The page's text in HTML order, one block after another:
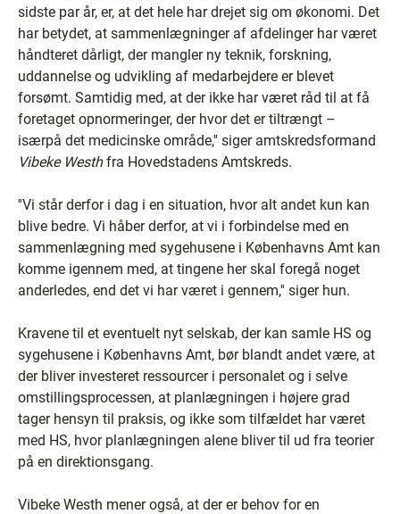
sidste par år, er, at det hele har drejet sig om økonomi. Det
har betydet, at sammenlægninger af afdelinger har været
håndteret dårligt, der mangler ny teknik, forskning,
uddannelse og udvikling af medarbejdere er blevet
forsømt. Samtidig med, at der ikke har været råd til at få
foretaget opnormeringer, der hvor det er tiltrængt –
isærpå det medicinske område,'' siger amtskredsformand
Vibeke Westhfra Hovedstadens Amtskreds.
''Vi står derfor i dag i en situation, hvor alt andet kun kan
blive bedre. Vi håber derfor, at vi i forbindelse med en
sammenlægning med sygehusene i Københavns Amt kan
komme igennem med, at tingene her skal foregå noget
anderledes, end det vi har været i gennem,'' siger hun.
Kravene til et eventuelt nyt selskab, der kan samle HS og
sygehusene i Københavns Amt, bør blandt andet være, at
der bliver investeret ressourcer i personalet og i selve
omstillingsprocessen, at planlægningen i højere grad
tager hensyn til praksis, og ikke som tilfældet har været
med HS, hvor planlægningen alene bliver til ud fra teorier
på en direktionsgang.
Vibeke Westh mener også, at der er behov for en